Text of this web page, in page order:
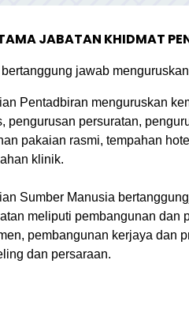
JABATAN KHIDMAT
jawab
Pentadbiran menguruskan
pengurusan persuratan,
pakaian rasmi, tempahan
klinik.
Sumber Manusia
meliputi pembangunan dan
pembangunan kerjaya dan
dan persaraan.